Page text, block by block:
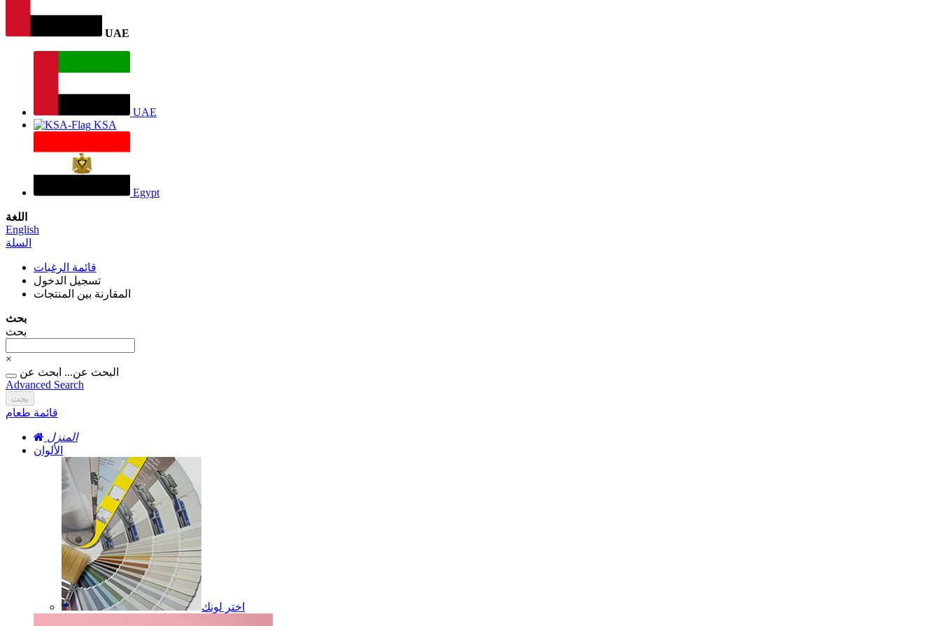
UAE
UAE
KSA
Egypt
اللغة
English
السلة
قائمة الرغبات
تسجيل الدخول
المقارنة بين المنتجات
بحث
بحث
×
البحث عن... ابحث عن
Advanced Search
بحث
قائمة طعام
المنزل
الألوان
اختر لونك